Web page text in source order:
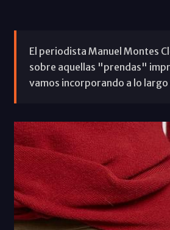
El periodista Manuel Montes
sobre aquellas "prendas"
vamos incorporando a lo largo